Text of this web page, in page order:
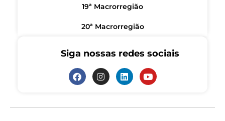
19ª Macrorregião
20ª Macrorregião
Siga nossas redes sociais